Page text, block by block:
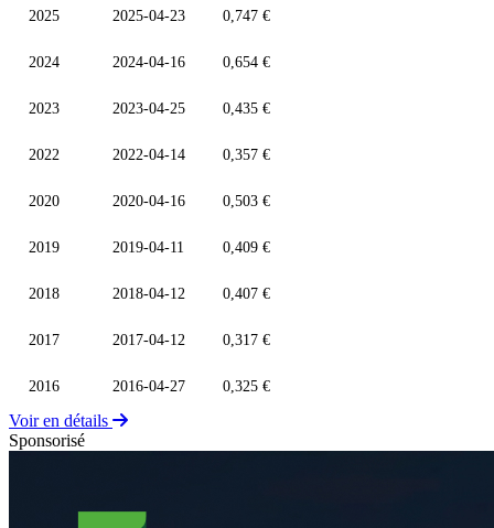
2025 2025-04-23 0,747 €
2024 2024-04-16 0,654 €
2023 2023-04-25 0,435 €
2022 2022-04-14 0,357 €
2020 2020-04-16 0,503 €
2019 2019-04-11 0,409 €
2018 2018-04-12 0,407 €
2017 2017-04-12 0,317 €
2016 2016-04-27 0,325 €
Voir en détails
Sponsorisé